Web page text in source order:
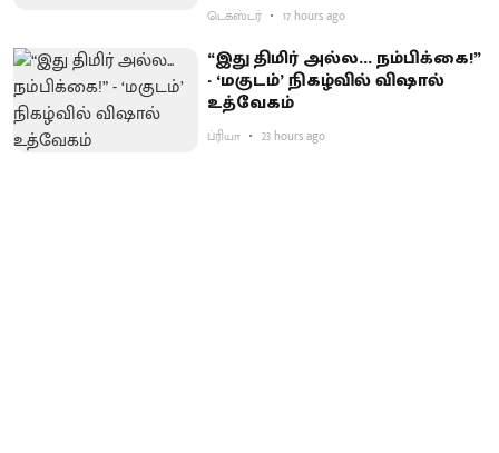
டெக்ஸ்டர் 17 hours ago
“இது திமிர் அல்ல... நம்பிக்கை!”
- ‘மகுடம்’ நிகழ்வில் விஷால்
உத்வேகம்
ப்ரியா 23 hours ago